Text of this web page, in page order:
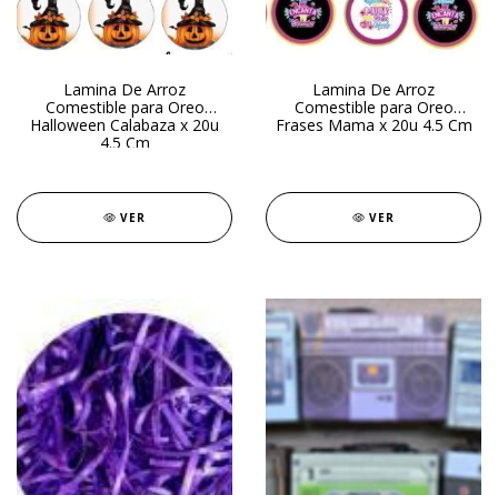
Lamina De Arroz
Comestible para Oreo
Halloween Calabaza x 20u
4.5 Cm
VER
Lamina De Arroz
Comestible para Oreo
Frases Mama x 20u 4.5 Cm
VER